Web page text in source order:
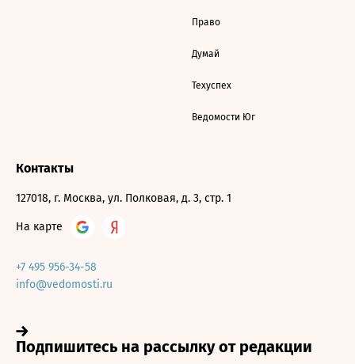
Право
Думай
Техуспех
Ведомости Юг
Контакты
127018, г. Москва, ул. Полковая, д. 3, стр. 1
На карте
+7 495 956-34-58
info@vedomosti.ru